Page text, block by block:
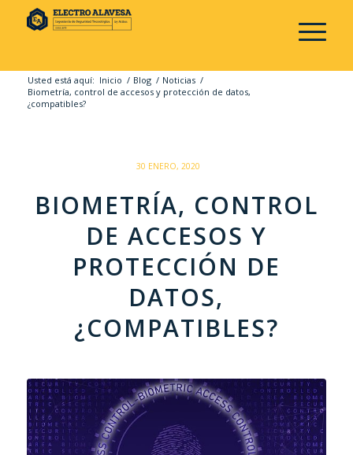
Usted está aquí: Inicio / Blog / Noticias /
Biometría, control de accesos y protección de datos,
¿compatibles?
30 ENERO, 2020
/
BIOMETRÍA, CONTROL
DE ACCESOS Y
PROTECCIÓN DE
DATOS,
¿COMPATIBLES?